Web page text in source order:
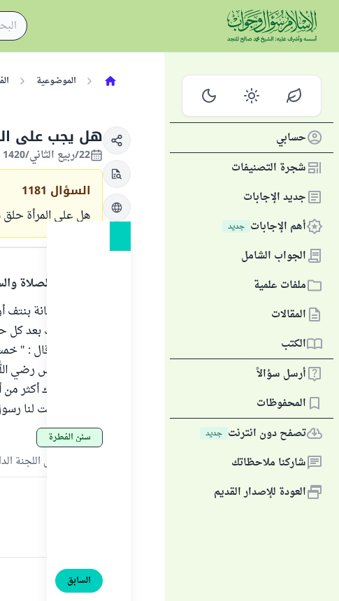
حسابي
شجرة التصنيفات
جديد الإجابات
أهم الإجابات جديد
الجواب الشامل
ملفات علمية
المقالات
الكتب
أرسل سؤالاً
المحفوظات
تصفح دون انترنت جديد
شاركنا ملاحظاتك
العودة للإصدار القديم
الموضوعية
هل يجب على
22/ربيع الثاني/1420 الموافق 04/أغسطس/1999
السؤال 1181
هل على المرأة
الحمد لله والصلاة
إزالة شعر العانة
لم يحدد ذلك بعد
عليه وسلم قال : "
وثبت عن أنس رضي
العانة ألا نترك
وقالوا : " وقت لنا
سنن الفطرة
فتاوى اللجنة
السابق